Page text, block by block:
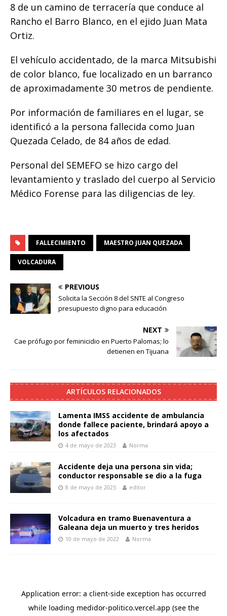
8 de un camino de terracería que conduce al
Rancho el Barro Blanco, en el ejido Juan Mata
Ortiz.
El vehículo accidentado, de la marca Mitsubishi
de color blanco, fue localizado en un barranco
de aproximadamente 30 metros de pendiente.
Por información de familiares en el lugar, se
identificó a la persona fallecida como Juan
Quezada Celado, de 84 años de edad.
Personal del SEMEFO se hizo cargo del
levantamiento y traslado del cuerpo al Servicio
Médico Forense para las diligencias de ley.
FALLECIMIENTO MAESTRO JUAN QUEZADA
VOLCADURA
PREVIOUS
Solicita la Sección 8 del SNTE al Congreso
presupuesto digno para educación
NEXT
Cae prófugo por feminicidio en Puerto Palomas; lo
detienen en Tijuana
ARTÍCULOS RELACIONADOS
Lamenta IMSS accidente de ambulancia
donde fallece paciente, brindará apoyo a
los afectados
4 de mayo de 2023 Norma
Accidente deja una persona sin vida;
conductor responsable se dio a la fuga
8 de mayo de 2025 editor
Volcadura en tramo Buenaventura a
Galeana deja un muerto y tres heridos
10 de mayo de 2022 Norma